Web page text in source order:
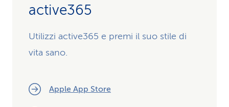
active365
Utilizzi active365 e premi il suo stile di
vita sano.
Apple App Store